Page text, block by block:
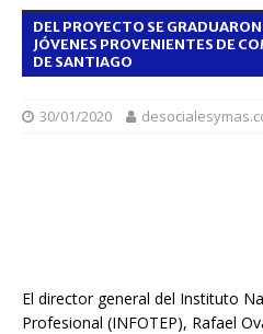
DEL PROYECTO SE
JÓVENES PROVENIENTES DE
DE SANTIAGO
30/01/2020
El director general del Instituto
Profesional (INFOTEP), Rafael